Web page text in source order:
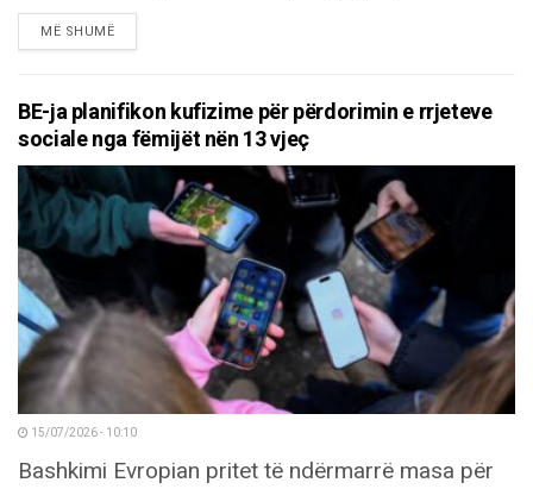
MË SHUMËDETAILS
BE-ja planifikon kufizime për përdorimin e rrjeteve
sociale nga fëmijët nën 13 vjeç
15/07/2026 - 10:10
Bashkimi Evropian pritet të ndërmarrë masa për